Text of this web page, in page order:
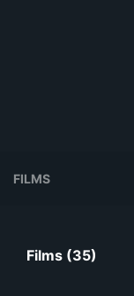
FILMS
Films (35)